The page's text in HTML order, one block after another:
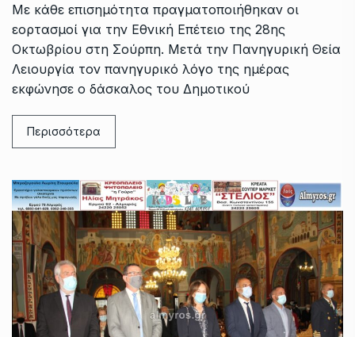
Με κάθε επισημότητα πραγματοποιήθηκαν οι
εορτασμοί για την Εθνική Επέτειο της 28ης
Οκτωβρίου στη Σούρπη. Μετά την Πανηγυρική Θεία
Λειουργία τον πανηγυρικό λόγο της ημέρας
εκφώνησε ο δάσκαλος του Δημοτικού
Περισσότερα